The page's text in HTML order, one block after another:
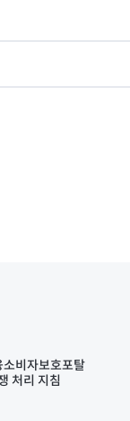
소비자보호포탈
처리 지침